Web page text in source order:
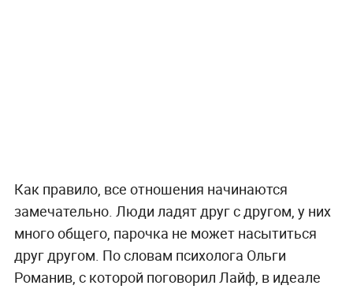
Как правило, все отношения начинаются
замечательно. Люди ладят друг с другом, у них
много общего, парочка не может насытиться
друг другом. По словам психолога Ольги
Романив, с которой поговорил Лайф, в идеале